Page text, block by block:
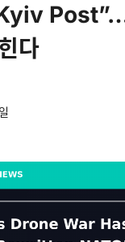
Post”…
다